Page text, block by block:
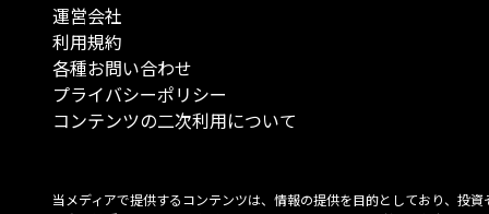
運営会社
利用規約
各種お問い合わせ
プライバシーポリシー
コンテンツの二次利用について
当メディアで提供するコンテンツは、情報の提供を目的としており、投資